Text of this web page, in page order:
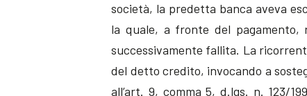
società, la predetta banca aveva
la quale, a fronte del pagamento,
successivamente fallita. La
del detto credito, invocando a
all’art. 9, comma 5, d.lgs. n. 123/